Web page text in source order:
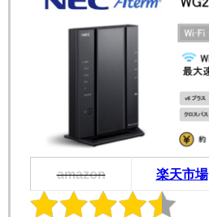
amazon 楽天市場